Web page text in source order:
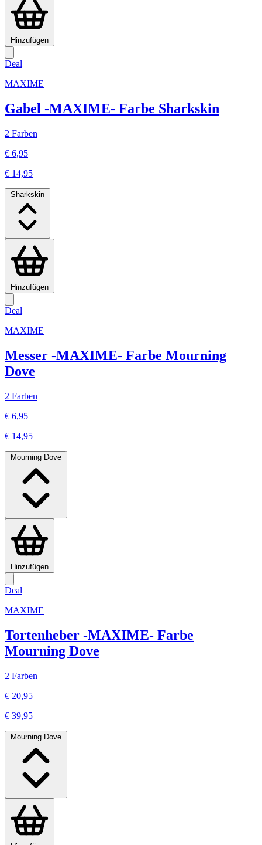
Hinzufügen
Deal
MAXIME
Gabel -MAXIME- Farbe Sharkskin
2 Farben
€ 6,95
€ 14,95
Sharkskin
Hinzufügen
Deal
MAXIME
Messer -MAXIME- Farbe Mourning
Dove
2 Farben
€ 6,95
€ 14,95
Mourning Dove
Hinzufügen
Deal
MAXIME
Tortenheber -MAXIME- Farbe
Mourning Dove
2 Farben
€ 20,95
€ 39,95
Mourning Dove